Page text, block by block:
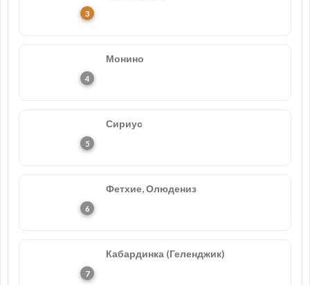
Монино
Сириус
Фетхие, Олюдениз
Кабардинка (Геленджик)